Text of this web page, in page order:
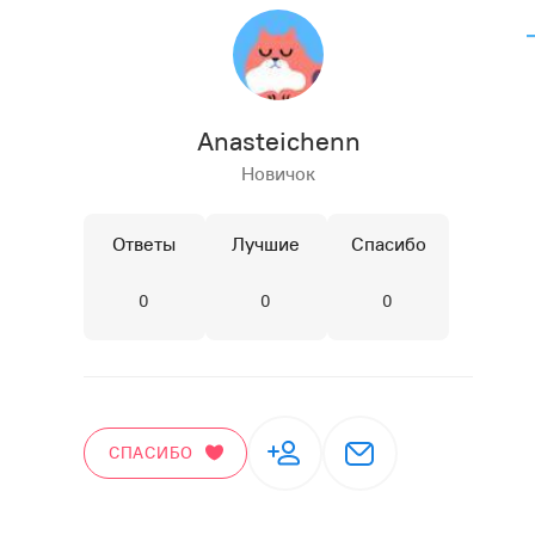
Anasteichenn
Новичок
Ответы
0
Лучшие
0
Спасибо
0
СПАСИБО